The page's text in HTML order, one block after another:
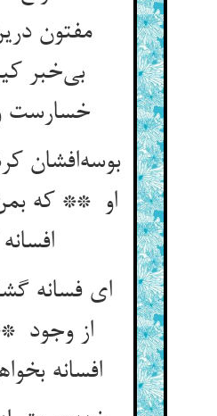
مفتون
بی‌خبر
خسارست و غبین
بوسه‌افشان
او ** که
افسانه گو
ای فسانه
از وجود
افسانه بخواهی آزمود